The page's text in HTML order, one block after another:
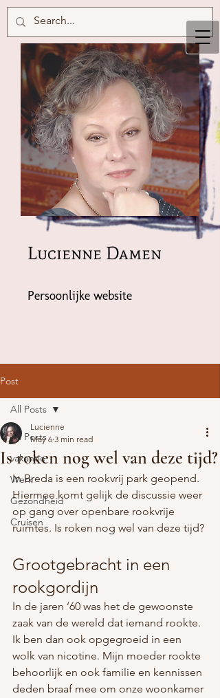
Lucienne Damen
Persoonlijke website
Post
All Posts
vakantie
Werk
Gezondheid
Cruisen
All Posts
Is roken nog wel van deze tijd?
Lucienne
May 6 3 min read
In Breda is een rookvrij park geopend.
Hiermee komt gelijk de discussie weer
op gang over openbare rookvrije
ruimtes. Is roken nog wel van deze tijd?
Grootgebracht in een
rookgordijn
In de jaren ’60 was het de gewoonste
zaak van de wereld dat iemand rookte.
Ik ben dan ook opgegroeid in een
wolk van nicotine. Mijn moeder rookte
behoorlijk en ook familie en kennissen
deden braaf mee om onze woonkamer